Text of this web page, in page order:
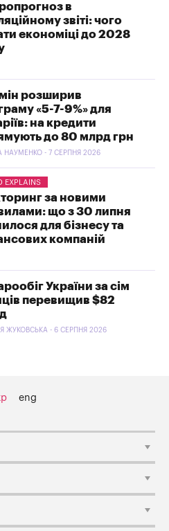
в
звіті: чого
економіці до 2028
розширив
«5-7-9%» для
на кредити
до 80 млрд грн
НАУМЕНКО - 7 СЕРПНЯ 2026
EXPLAINS
за новими
що з 30 липня
для бізнесу та
компаній
України за сім
перевищив $82
ЖУКОВСЬКА - 6 СЕРПНЯ 2026
eng